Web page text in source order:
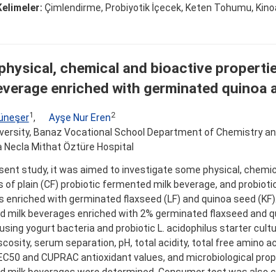
Çimlendirme, Probiyotik İçecek, Keten Tohumu,
chemical and bioactive
enriched with germinated quinoa
1, Ayşe Nur Eren2
Banaz Vocational School Department of Chemistry
Necla Mithat Öztüre Hospital
study, it was aimed to investigate some physical,
of plain (CF) probiotic fermented milk beverage, and
enriched with germinated flaxseed (LF) and quinoa seed
milk beverages enriched with 2% germinated flaxseed and
yogurt bacteria and probiotic L. acidophilus starter
serum separation, pH, total acidity, total free amino
and CUPRAC antioxidant values, and microbiological